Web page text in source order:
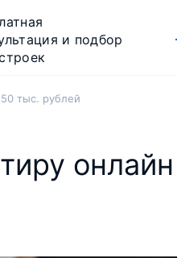
и подбор
тыс. рублей